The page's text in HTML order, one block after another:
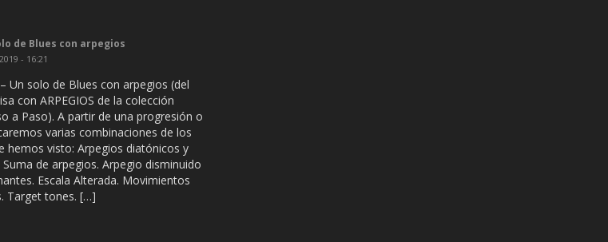
de Blues con arpegios
- 16:21
Un solo de Blues con arpegios (del
con ARPEGIOS de la colección
a Paso). A partir de una progresión o
varias combinaciones de los
hemos visto: Arpegios diatónicos y
Suma de arpegios. Arpegio disminuido
Escala Alterada. Movimientos
Target tones. […]